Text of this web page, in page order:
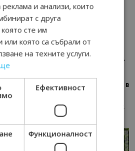
защо камериерка може да се
трудна за...
Economy с Елица Стоилова 05/08/2026 08:28
Хотелите губят пари заради грешки в
и липсващи...
Economy с Елица Стоилова 13/07/2026 09:02
и анализи, които
с друга
сте им
или която са събрали от
на техните услуги.
Ефективност
Функционалност